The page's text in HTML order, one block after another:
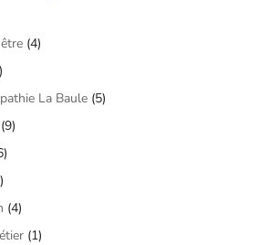
(4)
La Baule(5)
(4)
(1)